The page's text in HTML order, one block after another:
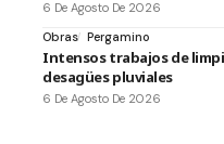
6 De Agosto De 2026
Obras Pergamino
Intensos trabajos de
desagües pluviales
6 De Agosto De 2026